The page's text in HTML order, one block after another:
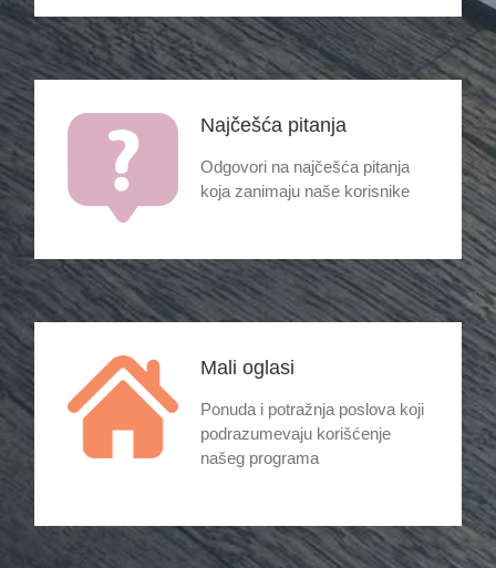
Najčešća pitanja
Odgovori na najčešća pitanja
koja zanimaju naše korisnike
Mali oglasi
Ponuda i potražnja poslova koji
podrazumevaju korišćenje
našeg programa